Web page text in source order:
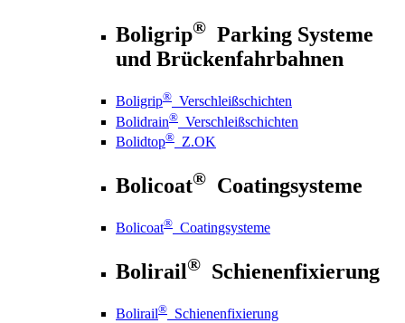
Boligrip® Parking Systeme
und Brückenfahrbahnen
Boligrip® Verschleißschichten
Bolidrain® Verschleißschichten
Bolidtop® Z.OK
Bolicoat® Coatingsysteme
Bolicoat® Coatingsysteme
Bolirail® Schienenfixierung
Bolirail® Schienenfixierung